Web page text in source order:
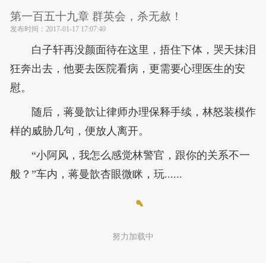
第一百五十九章 群英会，杀无赦！
发布时间： 2017-01-17 17:07:40
白子轩再没颜面待在这里，捂住下体，哭天抹泪
狂奔出去，他要去医院看病，更需要心理医生的安
慰。
随后，蒋曼歆让律师办理保释手续，林怒装模作
样的威胁几句，便放人离开。
“小阿风，我怎么感觉林警官，跟你的关系不一
般？”车内，蒋曼歆杏眼微眯，玩......
努力加载中